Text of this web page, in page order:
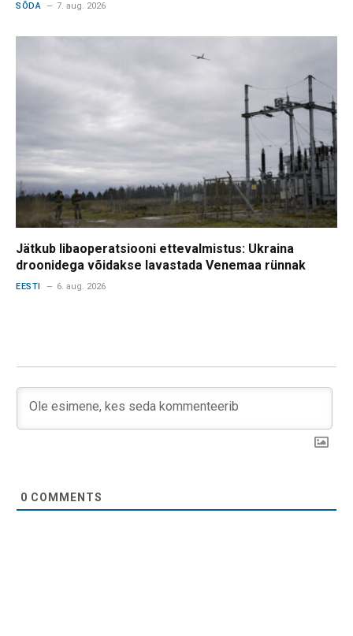
SÕDA 7. aug. 2026
Jätkub libaoperatsiooni ettevalmistus: Ukraina
droonidega võidakse lavastada Venemaa rünnak
EESTI 6. aug. 2026
0 COMMENTS